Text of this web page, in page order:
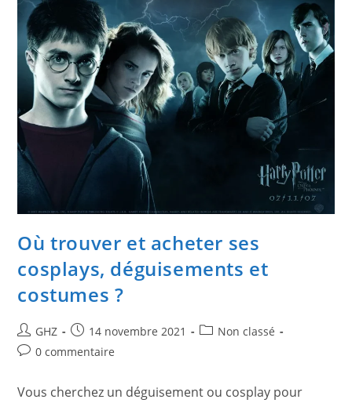
Où trouver et acheter ses
cosplays, déguisements et
costumes ?
GHZ 14 novembre 2021
Non classé
0 commentaire
Vous cherchez un déguisement ou cosplay pour